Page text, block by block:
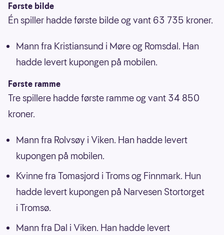
Første bilde
Én spiller hadde første bilde og vant 63 735 kroner.
Mann fra Kristiansund i Møre og Romsdal. Han
hadde levert kupongen på mobilen.
Første ramme
Tre spillere hadde første ramme og vant 34 850
kroner.
Mann fra Rolvsøy i Viken. Han hadde levert
kupongen på mobilen.
Kvinne fra Tomasjord i Troms og Finnmark. Hun
hadde levert kupongen på Narvesen Stortorget
i Tromsø.
Mann fra Dal i Viken. Han hadde levert